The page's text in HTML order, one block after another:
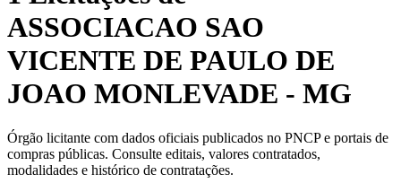
ASSOCIACAO SAO
VICENTE DE PAULO DE
JOAO MONLEVADE - MG
Órgão licitante com dados oficiais publicados no PNCP e portais de
compras públicas. Consulte editais, valores contratados,
modalidades e histórico de contratações.